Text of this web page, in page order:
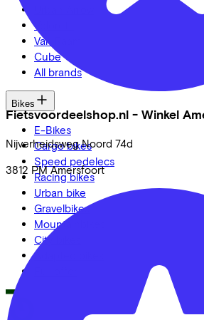
Fietsvoordeelshop.nl - Winkel
Nijverheidsweg Noord 74d
3812 PM Amersfoort
Veloretti
Van Raam
Cube
All brands
Bikes
E-Bikes
Cargo bikes
Speed pedelecs
Racing bikes
Urban bike
Gravelbikes
Mountainbikes
City bikes
Adapted bikes